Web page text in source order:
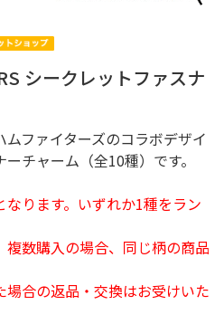
シークレットファスナ
ファイターズのコラボデザイ
チャーム（全10種）です。
ります。いずれか1種をラン
数購入の場合、同じ柄の商品
合の返品・交換はお受けいた